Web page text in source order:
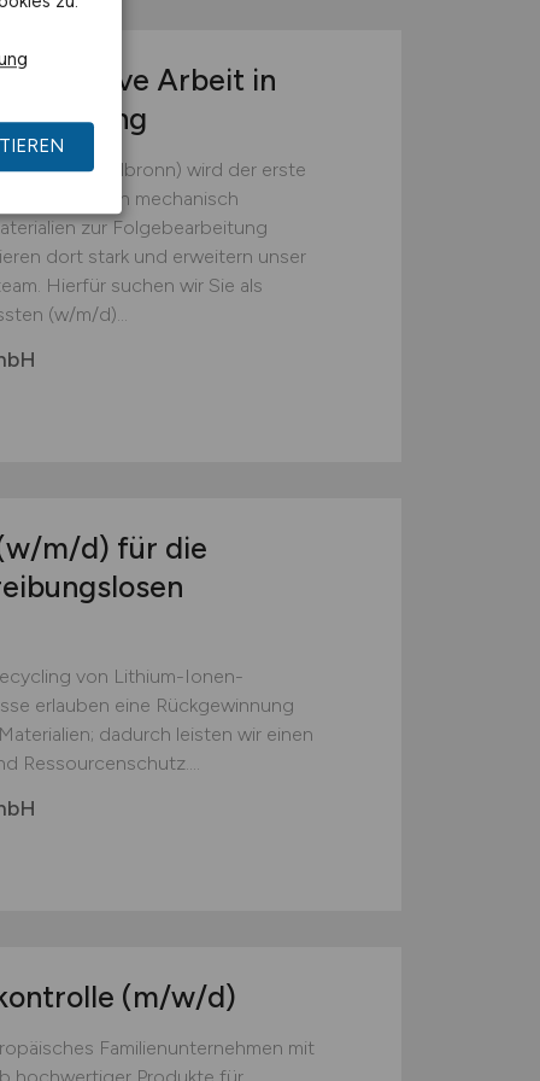
operative Arbeit in
Heilbronn) wird der erste
die Batterien mechanisch
zur Folgebearbeitung
dort stark und erweitern unser
Hierfür suchen wir Sie als
(w/m/d)...
m/d) für die
von Lithium-Ionen-
erlauben eine Rückgewinnung
dadurch leisten wir einen
Ressourcenschutz....
(m/w/d)
Familienunternehmen mit